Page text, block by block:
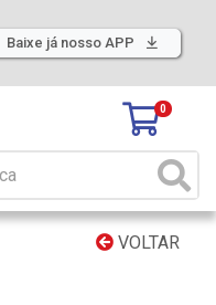
Baixe já nosso APP
0
VOLTAR